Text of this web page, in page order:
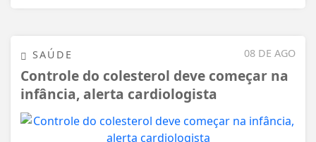
08 DE AGO
SAÚDE
Controle do colesterol deve começar na
infância, alerta cardiologista